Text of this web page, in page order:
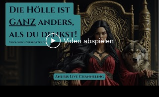
Video abspielen